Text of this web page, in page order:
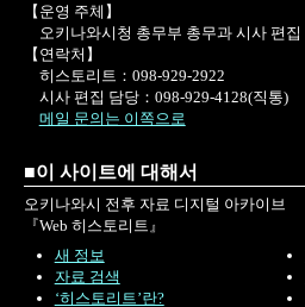
【운영 주체】
오키나와시청 총무부 총무과 시사 편집
【연락처】
히스토리트：098-929-2922
시사 편집 담당：098-929-4128(직통)
메일 문의는 이쪽으로
■이 사이트에 대해서
오키나와시 전후 자료 디지털 아카이브
『Web 히스토리트』
새 정보
자료 검색
‘히스토리트’란?